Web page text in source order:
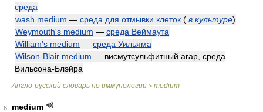
среда
wash medium — среда для отмывки клеток ( в культуре)
Weymouth's medium — среда Веймаута
William's medium — среда Уильяма
Wilson-Blair medium — висмутсульфитный агар, среда
Вильсона-Блэйра
Англо-русский словарь по иммунологии > medium
6
medium